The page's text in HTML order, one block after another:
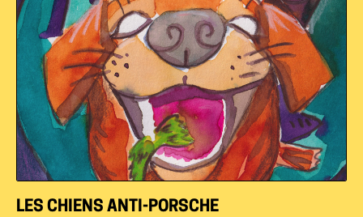
LES CHIENS ANTI-PORSCHE